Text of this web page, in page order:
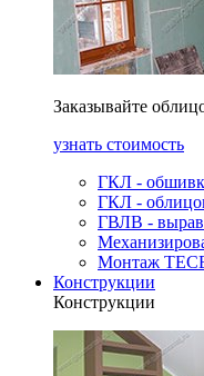
Заказывайте
узнать стоимость
ГКЛ -
ГКЛ -
ГВЛВ -
Монтаж
Конструкции
Конструкции